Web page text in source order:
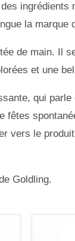
la marque
de main. Il
et une
qui
vers le
Goldling.